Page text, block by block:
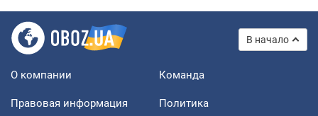
В начало
О компании Команда
Правовая информация
Политика